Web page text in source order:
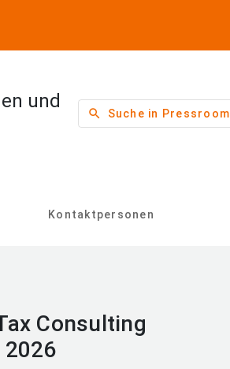
und
search Suche in Pressroom
Kontaktpersonen
Consulting